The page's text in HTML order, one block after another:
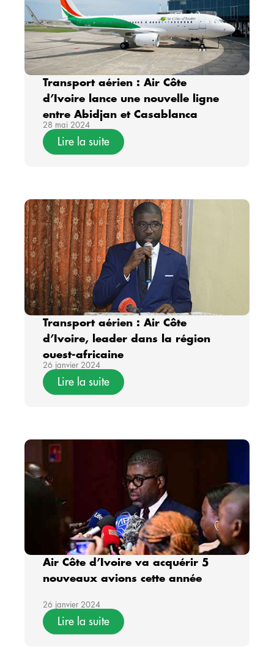
Transport aérien : Air Côte
d’Ivoire lance une nouvelle ligne
entre Abidjan et Casablanca
28 mai 2024
Lire la suite
Transport aérien : Air Côte
d’Ivoire, leader dans la région
ouest-africaine
26 janvier 2024
Lire la suite
Air Côte d’Ivoire va acquérir 5
nouveaux avions cette année
26 janvier 2024
Lire la suite